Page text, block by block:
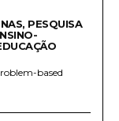
PESQUISA
based